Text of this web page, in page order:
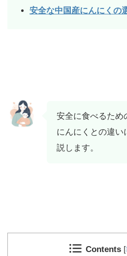
安全な中国産にんにくの
安全に食べるため
にんにくとの違い
説します。
Contents [